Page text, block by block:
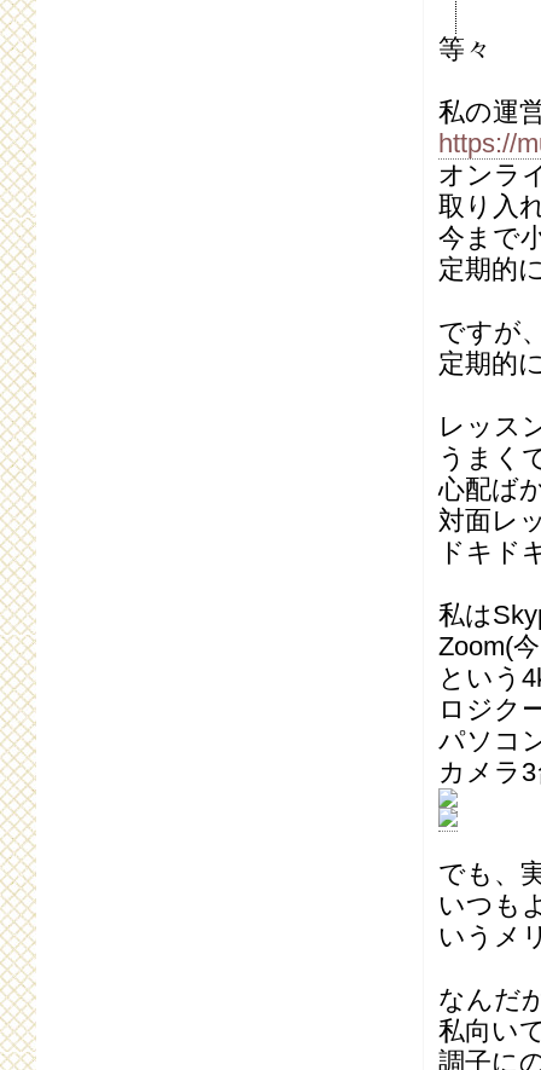
等々
私の運
https://
オンラ
取り入
今まで
定期的
ですが
定期的
レッス
うまく
心配ば
対面レ
ドキド
私は
Zoom(
という
ロジク
パソコ
カメラ
でも、
いつも
いうメ
なんだ
私向い
調子に